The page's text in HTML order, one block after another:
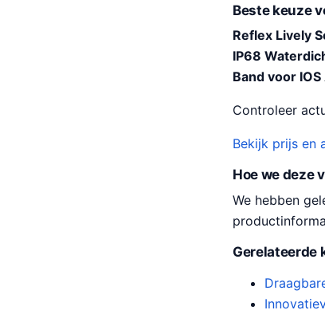
Beste keuze
Reflex Lively
IP68
Band voor
Controleer
Bekijk prijs en
Hoe we deze
We hebben
Gerelateerde